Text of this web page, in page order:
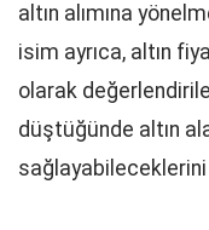
altın alımına
isim ayrıca, altın
olarak
düştüğünde altın